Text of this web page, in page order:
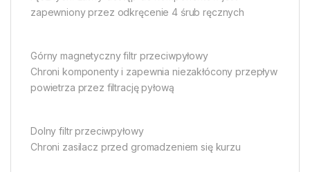
zapewniony przez odkręcenie 4 śrub ręcznych
Górny magnetyczny filtr przeciwpyłowy
Chroni komponenty i zapewnia niezakłócony przepływ
powietrza przez filtrację pyłową
Dolny filtr przeciwpyłowy
Chroni zasilacz przed gromadzeniem się kurzu